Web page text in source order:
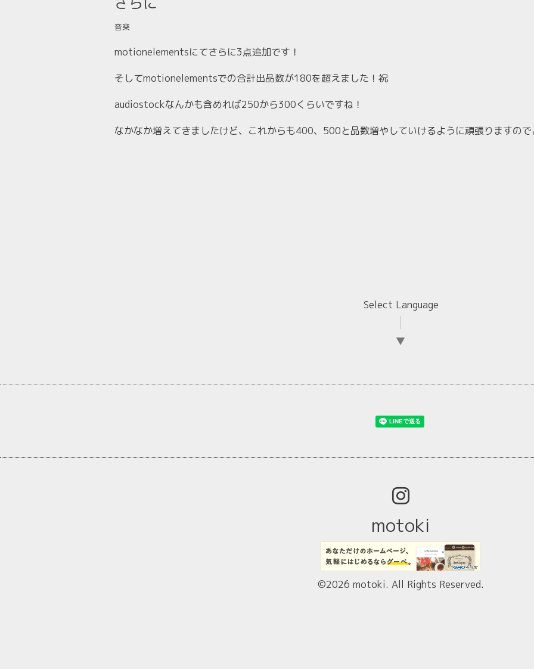
音楽
motionelementsにてさらに3点追加です！
そしてmotionelementsでの合計出品数が180を超えました！祝
audiostockなんかも含めれば250から300くらいですね！
なかなか増えてきましたけど、これからも400、500と品数増やしていけるように頑張りますので
Select Language
▼
motoki
©2026 motoki. All Rights Reserved.